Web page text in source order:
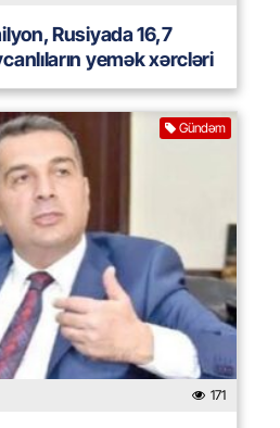
Rusiyada 16,7
yemək xərcləri
Gündəm
171